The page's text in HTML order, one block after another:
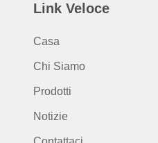
Link Veloce
Casa
Chi Siamo
Prodotti
Notizie